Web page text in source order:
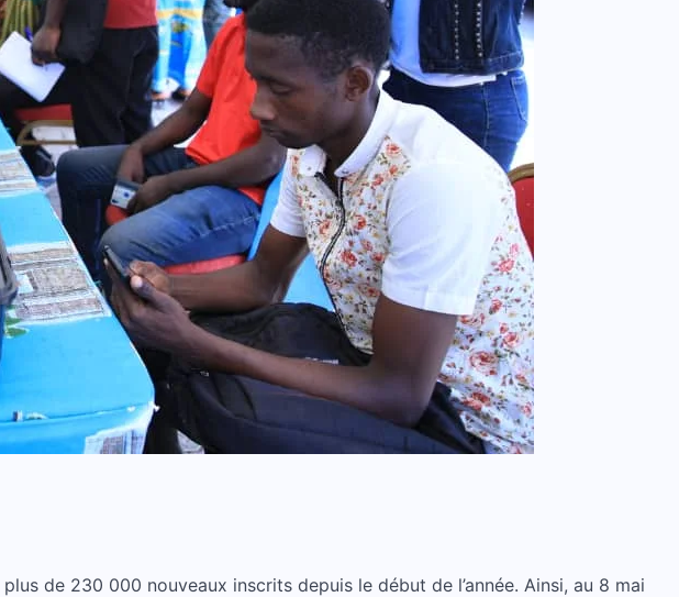
de 230 000 nouveaux inscrits depuis le début de l’année. Ainsi, au 8 mai